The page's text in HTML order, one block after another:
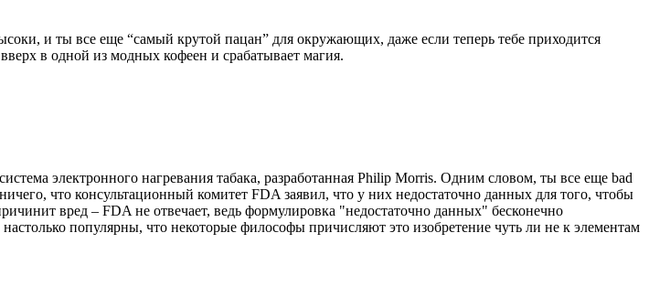
и ты все еще “самый крутой пацан” для окружающих, даже если теперь тебе приходится
в одной из модных кофеен и срабатывает магия.
электронного нагревания табака, разработанная Philip Morris. Одним словом, ты все еще bad
что консультационный комитет FDA заявил, что у них недостаточно данных для того, чтобы
вред – FDA не отвечает, ведь формулировка "недостаточно данных" бесконечно
популярны, что некоторые философы причисляют это изобретение чуть ли не к элементам